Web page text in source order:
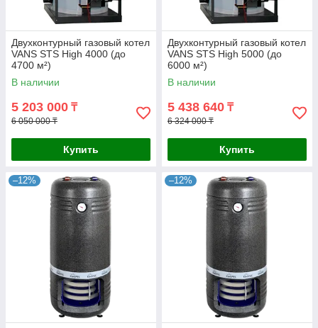
Двухконтурный газовый котел
VANS STS High 4000 (до
4700 м²)
В наличии
5 203 000 ₸
6 050 000 ₸
Купить
Двухконтурный газовый котел
VANS STS High 5000 (до
6000 м²)
В наличии
5 438 640 ₸
6 324 000 ₸
Купить
–12% –12%